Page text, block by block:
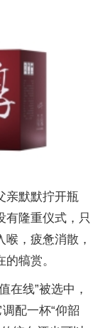
亲默默拧开瓶
有隆重仪式，只
，疲惫消散，
犒赏。
在线”被选中，
配一杯“仰韶